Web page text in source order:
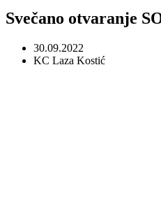
Svečano otvaranje
30.09.2022
KC Laza Kostić